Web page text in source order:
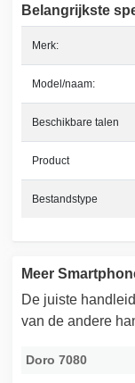
Belangrijkste
Merk:
Model/naam:
Beschikbare talen
Product
Bestandstype
Meer
De juiste
van de andere
Doro 7080